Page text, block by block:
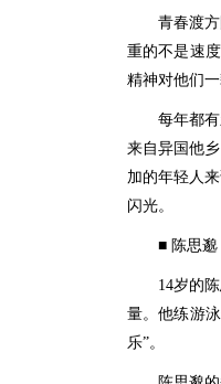
青春渡
重的不是速
精神对他们
每年都
来自异国他
加的年轻人
闪光。
■ 陈思邈
14岁的
量。他练游
乐”。